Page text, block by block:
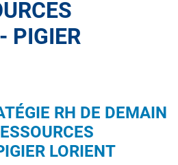
PIGIER
RH DE DEMAIN
LORIENT